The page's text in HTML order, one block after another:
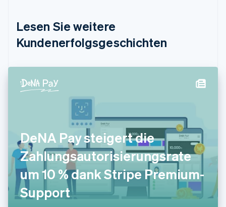
Lesen Sie weitere
Kundenerfolgsgeschichten
DeNA Pay steigert die
Zahlungsautorisierungsrate
um 10 % dank Stripe Premium-
Support
DeutschEnglish
English
简体中文English
EnglishSvenska
Griechenland
English
Indien
English
Irland
English
Italien